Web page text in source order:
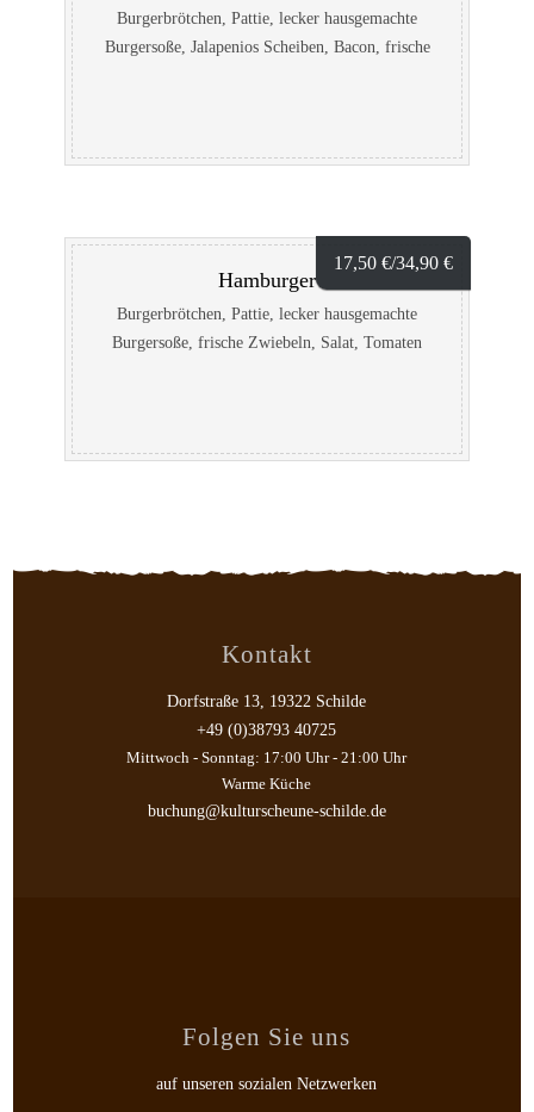
Burgerbrötchen, Pattie, lecker hausgemachte
Burgersoße, Jalapenios Scheiben, Bacon, frische
17,50 €/34,90 €
Hamburger
Burgerbrötchen, Pattie, lecker hausgemachte
Burgersoße, frische Zwiebeln, Salat, Tomaten
Kontakt
Dorfstraße 13, 19322 Schilde
+49 (0)38793 40725
Mittwoch - Sonntag: 17:00 Uhr - 21:00 Uhr
Warme Küche
buchung@kulturscheune-schilde.de
Folgen Sie uns
auf unseren sozialen Netzwerken